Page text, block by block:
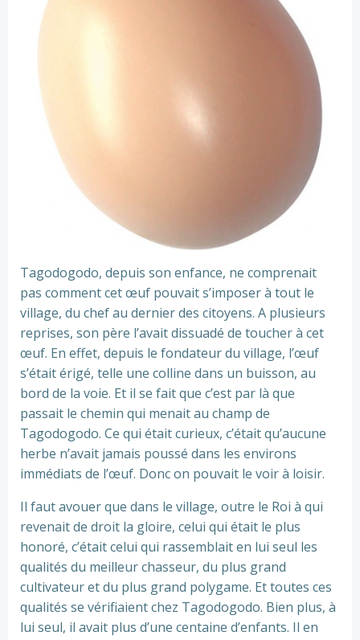
Tagodogodo, depuis son enfance, ne comprenait
pas comment cet œuf pouvait s’imposer à tout le
village, du chef au dernier des citoyens. A plusieurs
reprises, son père l’avait dissuadé de toucher à cet
œuf. En effet, depuis le fondateur du village, l’œuf
s’était érigé, telle une colline dans un buisson, au
bord de la voie. Et il se fait que c’est par là que
passait le chemin qui menait au champ de
Tagodogodo. Ce qui était curieux, c’était qu’aucune
herbe n’avait jamais poussé dans les environs
immédiats de l’œuf. Donc on pouvait le voir à loisir.
Il faut avouer que dans le village, outre le Roi à qui
revenait de droit la gloire, celui qui était le plus
honoré, c’était celui qui rassemblait en lui seul les
qualités du meilleur chasseur, du plus grand
cultivateur et du plus grand polygame. Et toutes ces
qualités se vérifiaient chez Tagodogodo. Bien plus, à
lui seul, il avait plus d’une centaine d’enfants. Il en